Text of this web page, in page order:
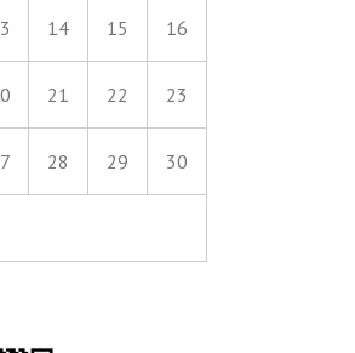
14 15 16
21 22 23
28 29 30